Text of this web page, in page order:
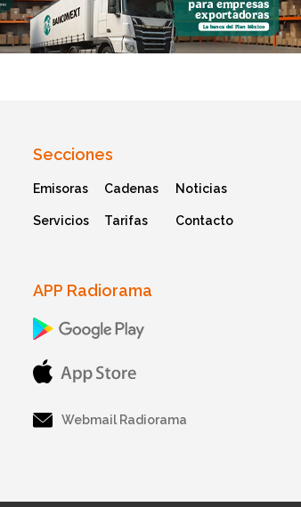
Secciones
Emisoras Cadenas Noticias
Servicios Tarifas Contacto
APP Radiorama
Webmail Radiorama